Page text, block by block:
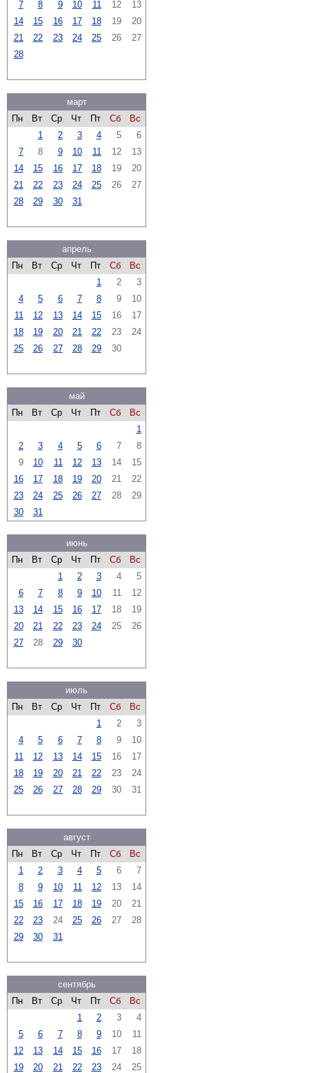
7 8 9 10 11 12
13
14
15 16 17 18 19
20
21
22 23 24 25 26
27
28
март
Пн
Вт Ср Чт Пт Сб
Вс
1
2 3 4 5
6
7
8 9 10 11 12
13
14
15 16 17 18 19
20
21
22 23 24 25 26
27
28
29 30 31
апрель
Пн
Вт Ср Чт Пт Сб
Вс
1
2
3
4
5 6 7 8 9
10
11
12 13 14 15 16
17
18
19 20 21 22 23
24
25
26 27 28 29 30
май
Пн
Вт Ср Чт Пт Сб
Вс
1
2
3 4 5 6 7
8
9
10 11 12 13 14
15
16
17 18 19 20 21
22
23
24 25 26 27 28
29
30
31
июнь
Пн
Вт Ср Чт Пт Сб
Вс
1
2 3 4
5
6
7 8 9 10 11
12
13
14 15 16 17 18
19
20
21 22 23 24 25
26
27
28 29 30
июль
Пн
Вт Ср Чт Пт Сб
Вс
1
2
3
4
5 6 7 8 9
10
11
12 13 14 15 16
17
18
19 20 21 22 23
24
25
26 27 28 29 30 31
август
Пн
Вт Ср Чт Пт Сб
Вс
1
2 3 4 5 6
7
8
9 10 11 12 13
14
15
16 17 18 19 20
21
22
23 24 25 26 27
28
29
30 31
сентябрь
Пн
Вт Ср Чт Пт Сб
Вс
1
2 3
4
5
6 7 8 9 10
11
12
13 14 15 16 17
18
19
20 21 22 23 24
25